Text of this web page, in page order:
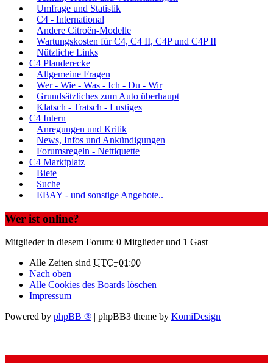
Umfrage und Statistik
C4 - International
Andere Citroën-Modelle
Wartungskosten für C4, C4 II, C4P und C4P II
Nützliche Links
C4 Plauderecke
Allgemeine Fragen
Wer - Wie - Was - Ich - Du - Wir
Grundsätzliches zum Auto überhaupt
Klatsch - Tratsch - Lustiges
C4 Intern
Anregungen und Kritik
News, Infos und Ankündigungen
Forumsregeln - Nettiquette
C4 Marktplatz
Biete
Suche
EBAY - und sonstige Angebote..
Wer ist online?
Mitglieder in diesem Forum: 0 Mitglieder und 1 Gast
Alle Zeiten sind UTC+01:00
Nach oben
Alle Cookies des Boards löschen
Impressum
Powered by phpBB ® | phpBB3 theme by KomiDesign